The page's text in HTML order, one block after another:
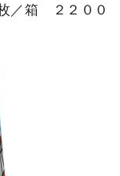
g
／箱 ２２００